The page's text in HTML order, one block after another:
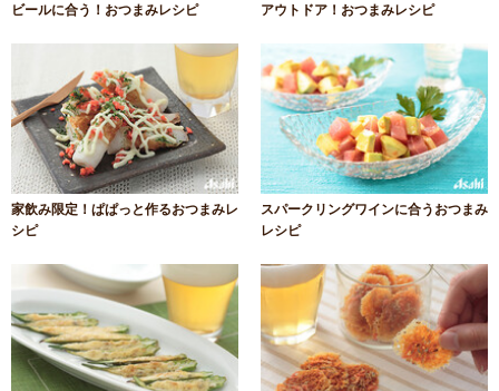
ビールに合う！おつまみレシピ アウトドア！おつまみレシピ
家飲み限定！ぱぱっと作るおつまみレ
シピ
スパークリングワインに合うおつまみ
レシピ